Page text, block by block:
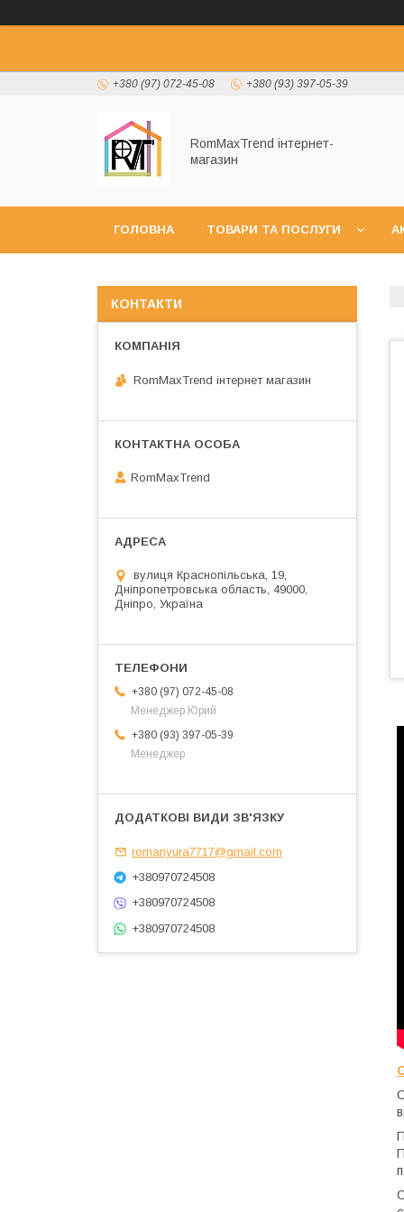
+380 (97) 072-45-08 +380 (93) 397-05-39
RomMaxTrend інтернет-
магазин
ГОЛОВНА ТОВАРИ ТА ПОСЛУГИ
КОНТАКТИ
RomMaxTrend інтернет магазин
RomMaxTrend
вулиця Краснопільська, 19,
Дніпропетровська область, 49000,
Дніпро, Україна
+380 (97) 072-45-08
Менеджер Юрий
+380 (93) 397-05-39
Менеджер
romanyura7717@gmail.com
+380970724508
+380970724508
+380970724508